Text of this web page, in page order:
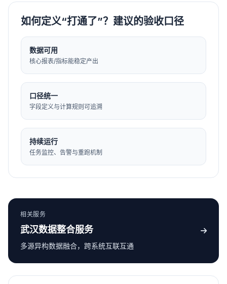
如何定义“打通了”？建议的验收口径
数据可用
核心报表/指标能稳定产出
口径统一
字段定义与计算规则可追溯
持续运行
任务监控、告警与重跑机制
相关服务
武汉数据整合服务
多源异构数据融合，跨系统互联互通